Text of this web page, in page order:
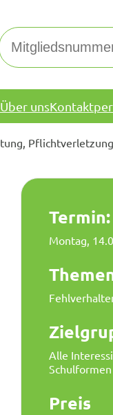
Über uns
Termin:
Montag,
Alle
Schulformen
Preis